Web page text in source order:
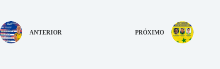
ANTERIOR PRÓXIMO